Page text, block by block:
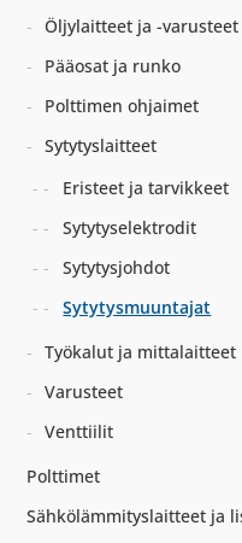
Öljylaitteet ja -varusteet
Pääosat ja runko
Polttimen ohjaimet
Sytytyslaitteet
Eristeet ja tarvikkeet
Sytytyselektrodit
Sytytysjohdot
Sytytysmuuntajat
Työkalut ja mittalaitteet
Varusteet
Venttiilit
Polttimet
Sähkölämmityslaitteet ja